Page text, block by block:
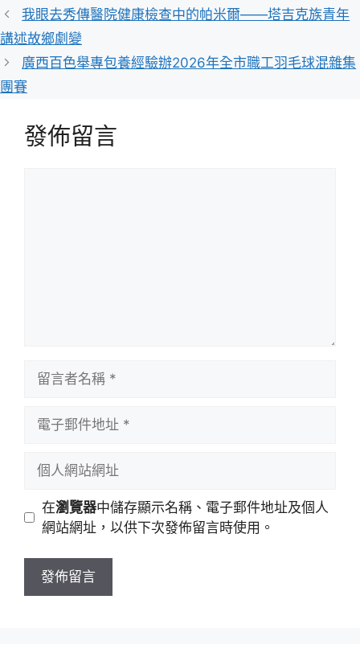
類
我眼去秀傳醫院健康檢查中的帕米爾——塔吉克族青年
講述故鄉劇變
廣西百色舉專包養經驗辦2026年全市職工羽毛球混雜集
團賽
發佈留言
址
站
址
在瀏覽器中儲存顯示名稱、電子郵件地址及個人
網站網址，以供下次發佈留言時使用。